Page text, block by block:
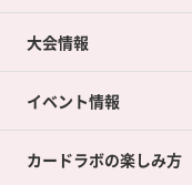
大会情報
イベント情報
カードラボの楽しみ方